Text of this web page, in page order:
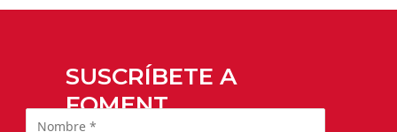
SUSCRÍBETE A
FOMENT